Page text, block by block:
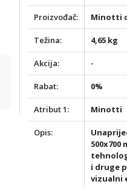
Proizvođač: Minotti
Težina: 4,65 kg
Akcija: -
Rabat: 0%
Atribut 1: Minotti
Opis:
i druge
vizualni